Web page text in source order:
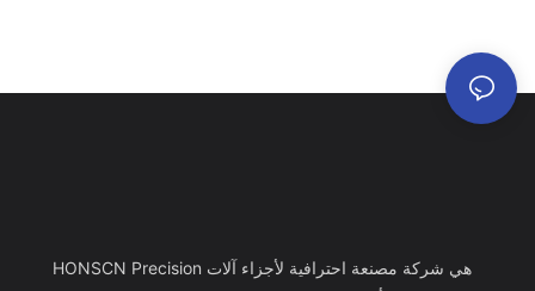
HONSCN Precision هي شركة مصنعة احترافية لأجزاء آلات